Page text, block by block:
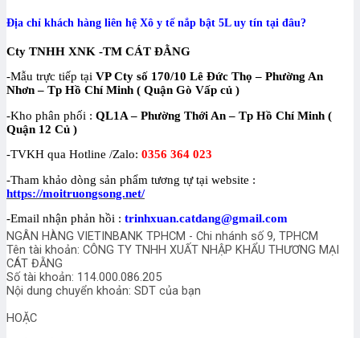
Địa chỉ khách hàng liên hệ Xô y tế nắp bật 5L uy tín tại đâu?
Cty TNHH XNK -TM CÁT ĐẰNG
-Mẫu trực tiếp tại VP Cty số 170/10 Lê Đức Thọ – Phường An
Nhơn – Tp Hồ Chí Minh ( Quận Gò Vấp củ )
-Kho phân phối : QL1A – Phường Thới An – Tp Hồ Chí Minh (
Quận 12 Củ )
-TVKH qua Hotline /Zalo: 0356 364 023
-Tham khảo dòng sản phẩm tương tự tại website :
https://moitruongsong.net/
-Email nhận phản hồi : trinhxuan.catdang@gmail.com
NGÂN HÀNG VIETINBANK TPHCM - Chi nhánh số 9, TPHCM
Tên tài khoản: CÔNG TY TNHH XUẤT NHẬP KHẨU THƯƠNG MẠI
CÁT ĐẰNG
Số tài khoản: 114.000.086.205
Nội dung chuyển khoản: SDT của bạn
HOẶC